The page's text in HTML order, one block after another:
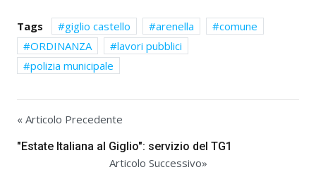
Tags giglio castello arenella
comune
ORDINANZA
lavori pubblici
polizia municipale
« Articolo Precedente
"Estate Italiana al Giglio": servizio del TG1
Articolo Successivo»